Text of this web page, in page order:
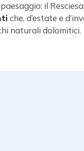
il Resciesa
che, d’estate e
naturali dolomitici.